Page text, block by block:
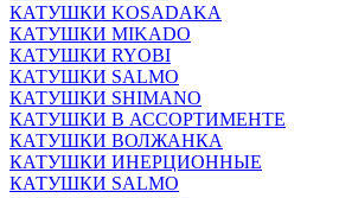
КАТУШКИ KOSADAKA
КАТУШКИ MIKADO
КАТУШКИ RYOBI
КАТУШКИ SALMO
КАТУШКИ SHIMANO
КАТУШКИ В АССОРТИМЕНТЕ
КАТУШКИ ВОЛЖАНКА
КАТУШКИ ИНЕРЦИОННЫЕ
КАТУШКИ SALMO